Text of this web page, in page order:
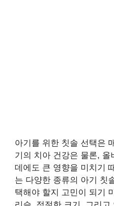
아기를 위한 칫솔 선택은
기의 치아 건강은 물론,
데에도 큰 영향을 미치기
는 다양한 종류의 아기 칫
택해야 할지 고민이 되기